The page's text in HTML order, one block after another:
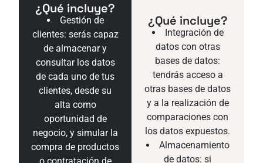
¿Qué incluye?
Gestión de
clientes: serás capaz
de almacenar y
consultar los datos
de cada uno de tus
clientes, desde su
alta como
oportunidad de
negocio, y simular la
compra de productos
o contratación de
¿Qué incluye?
Integración de
datos con otras
bases de datos:
tendrás acceso a
otras bases de datos
y a la realización de
comparaciones con
los datos expuestos.
Almacenamiento
de datos: si